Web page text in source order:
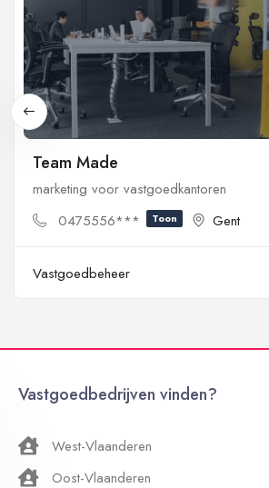
Team Made
marketing voor vastgoedkantoren
0475556***
Toon Gent
Vastgoedbeheer
Vastgoedbedrijven vinden?
West-Vlaanderen
Oost-Vlaanderen